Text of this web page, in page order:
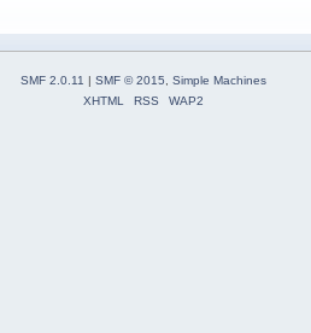
SMF 2.0.11 | SMF © 2015
Simple Machines
XHTML
RSS WAP2